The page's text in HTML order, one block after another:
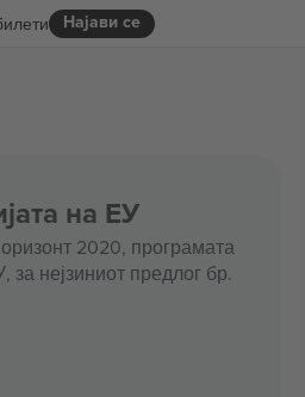
Најави се
на ЕУ
2020, програмата
нејзиниот предлог бр.